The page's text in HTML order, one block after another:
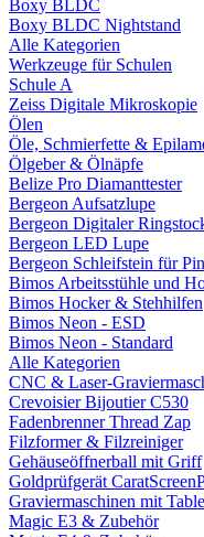
Boxy BLDC
Boxy BLDC Nightstand
Alle Kategorien
Werkzeuge für Schulen
Schule A
Zeiss Digitale Mikroskopie
Ölen
Öle, Schmierfette &
Ölgeber & Ölnäpfe
Belize Pro Diamanttester
Bergeon Aufsatzlupe
Bergeon Digitaler
Bergeon LED Lupe
Bergeon Schleifstein für
Bimos Arbeitsstühle und
Bimos Hocker & Stehhilfen
Bimos Neon - ESD
Bimos Neon - Standard
Alle Kategorien
CNC & Laser-
Crevoisier Bijoutier C530
Fadenbrenner Thread Zap
Filzformer & Filzreiniger
Gehäuseöffnerball mit Griff
Goldprüfgerät
Graviermaschinen mit
Magic E3 & Zubehör